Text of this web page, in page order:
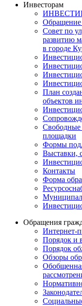
Инвесторам
Обращение
Совет по
развитию
в городе
План
объектов
Свободные
площадки
Формы
Выставки,
Контакты
Форма
Обращения
Интернет-
Порядок и
Порядок
Обзоры